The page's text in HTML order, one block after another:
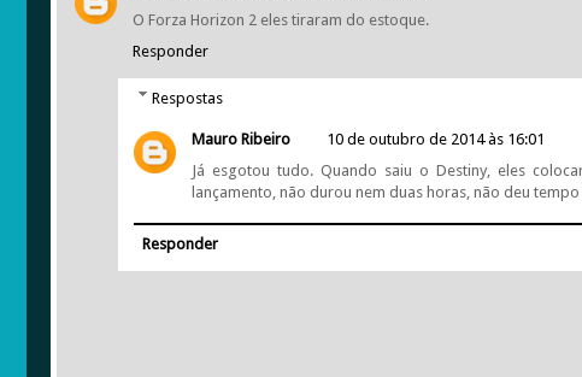
O Forza Horizon 2 eles tiraram do estoque.
Responder
Respostas
Mauro Ribeiro
10 de outubro de 2014 às 16:01
Já esgotou tudo. Quando saiu o Destiny, eles
lançamento, não durou nem duas horas, não deu
Responder